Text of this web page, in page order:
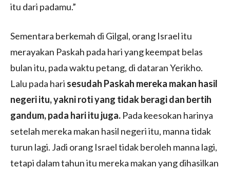
itu dari padamu.”
Sementara berkemah di Gilgal, orang Israel itu
merayakan Paskah pada hari yang keempat belas
bulan itu, pada waktu petang, di dataran Yerikho.
Lalu pada hari sesudah Paskah mereka makan hasil
negeri itu, yakni roti yang tidak beragi dan bertih
gandum, pada hari itu juga. Pada keesokan harinya
setelah mereka makan hasil negeri itu, manna tidak
turun lagi. Jadi orang Israel tidak beroleh manna lagi,
tetapi dalam tahun itu mereka makan yang dihasilkan